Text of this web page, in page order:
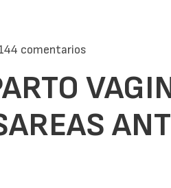
comentarios